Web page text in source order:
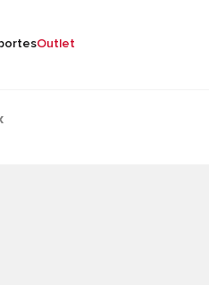
Outlet